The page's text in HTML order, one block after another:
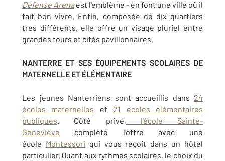
Défense Arena est l'emblème - en font une ville où il
fait bon vivre. Enfin, composée de dix quartiers
très différents, elle offre un visage pluriel entre
grandes tours et cités pavillonnaires.
NANTERRE ET SES ÉQUIPEMENTS SCOLAIRES DE
MATERNELLE ET ÉLÉMENTAIRE
Les jeunes Nanterriens sont accueillis dans 24
écoles maternelles et 21 écoles élémentaires
publiques . Côté privé, l'école Sainte-
Geneviève complète l'offre avec une
école Montessori qui vous reçoit dans un hôtel
particulier. Quant aux rythmes scolaires, le choix du